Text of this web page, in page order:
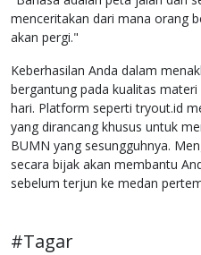
menceritakan dari mana orang
akan pergi."
Keberhasilan Anda dalam
bergantung pada kualitas
hari. Platform seperti tryout.id
yang dirancang khusus untuk
BUMN yang sesungguhnya.
secara bijak akan membantu
sebelum terjun ke medan
#Tagar